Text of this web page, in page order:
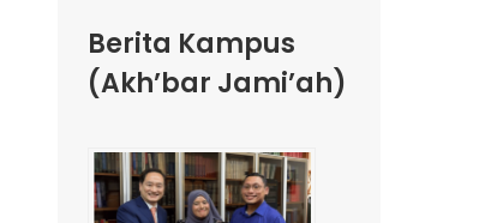
Berita Kampus
(Akh’bar Jami’ah)